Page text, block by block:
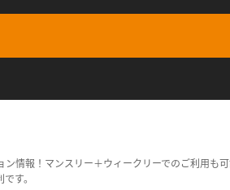
情報！マンスリー＋ウィークリーでのご利用
す。